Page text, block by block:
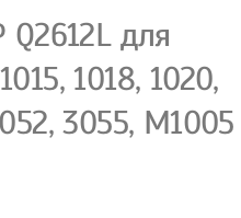
для
1018, 1020,
3055, М1005